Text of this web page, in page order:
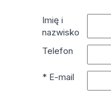
Imię i
nazwisko
Telefon
* E-mail